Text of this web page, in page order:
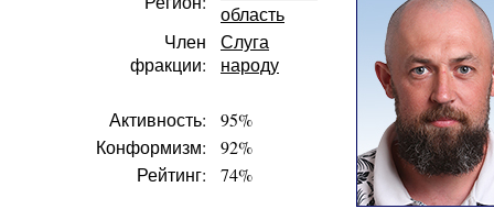
область
Член
фракции:
Слуга
народу
Активность:
95%
Конформизм:
92%
Рейтинг:
74%